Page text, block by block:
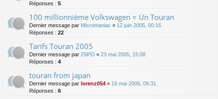
Réponses : 5
100 millionnième Volkswagen = Un Touran
Dernier message par Micromaniac « 12 juin 2005, 00:16
Réponses : 22
Tarifs Touran 2005
Dernier message par Z6PO « 23 mai 2005, 15:08
Réponses : 4
touran from japan
Dernier message par lorenz054 « 16 mai 2005, 09:31
Réponses : 6